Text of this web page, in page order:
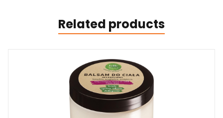
Related products